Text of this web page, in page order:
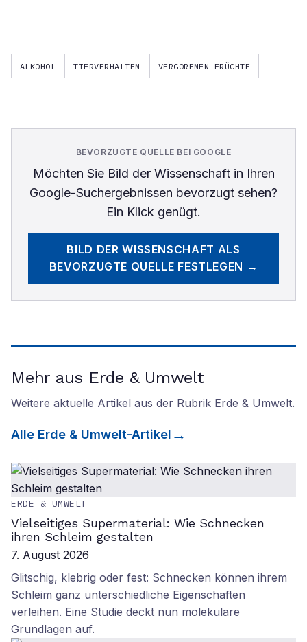
ALKOHOL TIERVERHALTEN VERGORENEN FRÜCHTE
BEVORZUGTE QUELLE BEI GOOGLE
Möchten Sie Bild der Wissenschaftin Ihren
Google-Suchergebnissen bevorzugt sehen?
Ein Klick genügt.
BILD DER WISSENSCHAFT ALS
BEVORZUGTE QUELLE FESTLEGEN →
Mehr aus Erde & Umwelt
Weitere aktuelle Artikel aus der Rubrik Erde & Umwelt.
Alle Erde & Umwelt-Artikel
ERDE & UMWELT
Vielseitiges Supermaterial: Wie Schnecken
ihren Schleim gestalten
7. August 2026
Glitschig, klebrig oder fest: Schnecken können ihrem
Schleim ganz unterschiedliche Eigenschaften
verleihen. Eine Studie deckt nun molekulare
Grundlagen auf.